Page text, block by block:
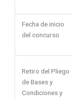
Fecha de inicio
del concurso
Retiro del Pliego
de Bases y
Condiciones y